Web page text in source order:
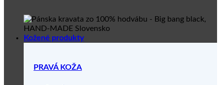
Kožené produkty
PRAVÁ KOŽA